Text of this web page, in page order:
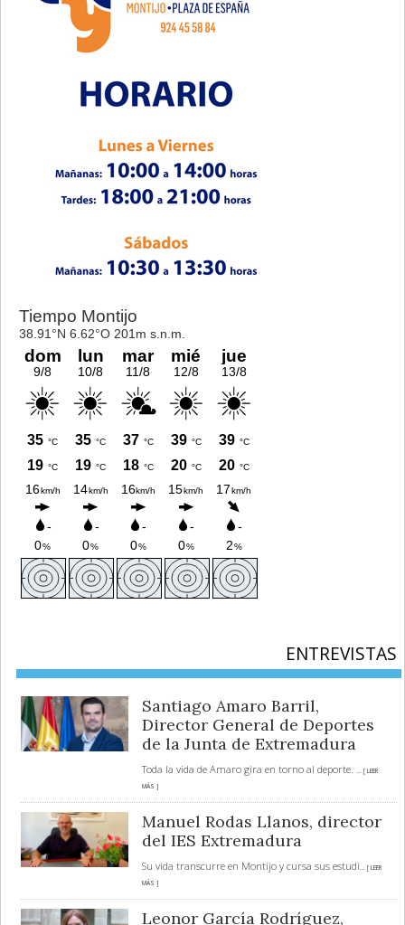
ENTREVISTAS
Santiago Amaro Barril,
Director General de Deportes
de la Junta de Extremadura
Toda la vida de Amaro gira en torno al deporte.
... [ LEER
MÁS ]
Manuel Rodas Llanos, director
del IES Extremadura
Su vida transcurre en Montijo y cursa sus estudi... [ LEER
MÁS ]
Leonor García Rodríguez,